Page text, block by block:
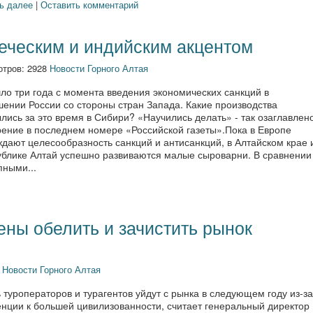
далее | Оставить комментарий
и индийским акцентом
2928 Новости Горного Алтая
три года с момента введения экономических санкций в
России со стороны стран Запада. Какие производства
за это время в Сибири? «Научились делать» - так
в последнем номере «Российской газеты».Пока в Европе
целесообразность санкций и антисанкций, в Алтайском крае
Алтай успешно развиваются малые сыроварни. В сравнении
обелить и зачистить рынок
Новости Горного Алтая
туроператоров и турагентов уйдут с рынка в следующем году из-за
к большей цивилизованности, считает генеральный директор